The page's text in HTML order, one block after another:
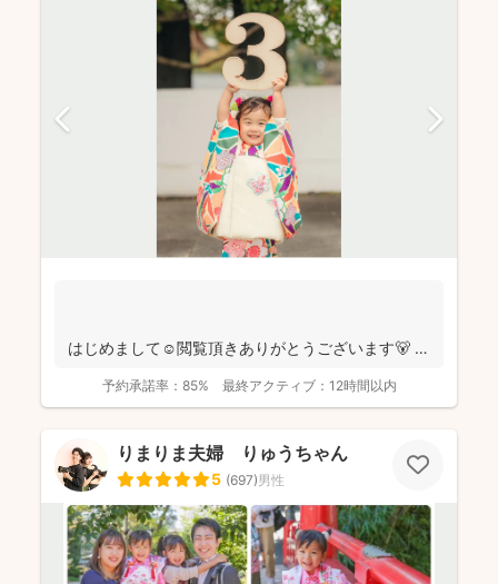
はじめまして☺️閲覧頂きありがとうございます🐻
予約承諾率： 85% 最終アクティブ： 12時間以内
りまりま夫婦 りゅうちゃん
5 (697)男性